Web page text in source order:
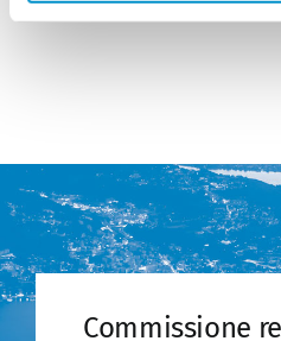
Commissione